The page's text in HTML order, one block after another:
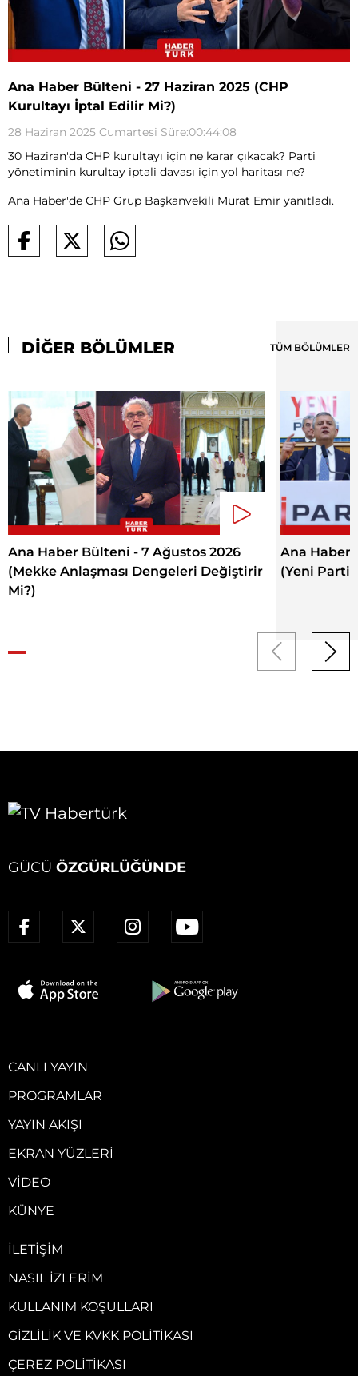
Ana Haber Bülteni - 27 Haziran 2025 (CHP
Kurultayı İptal Edilir Mi?)
28 Haziran 2025 Cumartesi Süre:00:44:08
30 Haziran'da CHP kurultayı için ne karar çıkacak? Parti
yönetiminin kurultay iptali davası için yol haritası ne?
Ana Haber'de CHP Grup Başkanvekili Murat Emir yanıtladı.
DİĞER BÖLÜMLER TÜM BÖLÜMLER
Ana Haber Bülteni - 7 Ağustos 2026
(Mekke Anlaşması Dengeleri Değiştirir
Mi?)
Ana Haber
(Yeni Parti
GÜCÜ ÖZGÜRLÜĞÜNDE
CANLI YAYIN
PROGRAMLAR
YAYIN AKIŞI
EKRAN YÜZLERI
VIDEO
KÜNYE
İLETIŞIM
NASIL İZLERIM
KULLANIM KOŞULLARI
GIZLILIK VE KVKK POLITIKASI
ÇEREZ POLITIKASI